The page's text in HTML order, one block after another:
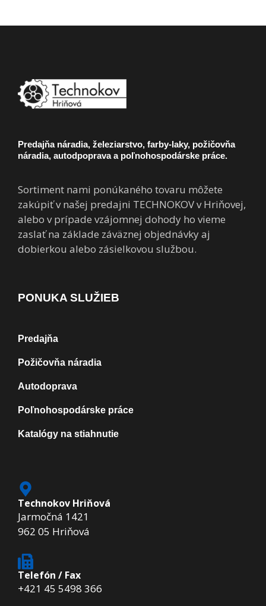
Predajňa náradia, železiarstvo, farby-laky, požičovňa
náradia, autodpoprava a poľnohospodárske práce.
Sortiment nami ponúkaného tovaru môžete
zakúpiť v našej predajni TECHNOKOV v Hriňovej,
alebo v prípade vzájomnej dohody ho vieme
zaslať na základe záväznej objednávky aj
dobierkou alebo zásielkovou službou.
PONUKA SLUŽIEB
Predajňa
Požičovňa náradia
Autodoprava
Poľnohospodárske práce
Katalógy na stiahnutie
Technokov Hriňová
Jarmočná 1421
962 05 Hriňová
Telefón / Fax
+421 45 5498 366